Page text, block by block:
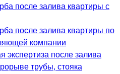
после залива квартиры с
после залива квартиры по
компании
экспертиза после залива
трубы, стояка